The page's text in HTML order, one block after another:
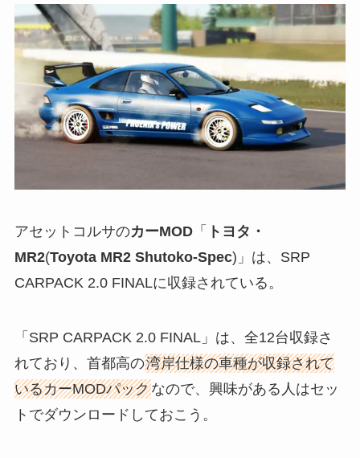
アセットコルサのカーMOD「
トヨタ・
MR2(Toyota MR2 Shutoko-Spec)」は、SRP
CARPACK 2.0 FINALに収録されている。
「SRP CARPACK 2.0 FINAL」は、全12台収録さ
れており、首都高の湾岸仕様の車種が収録されて
いるカーMODパックなので、興味がある人はセッ
トでダウンロードしておこう。